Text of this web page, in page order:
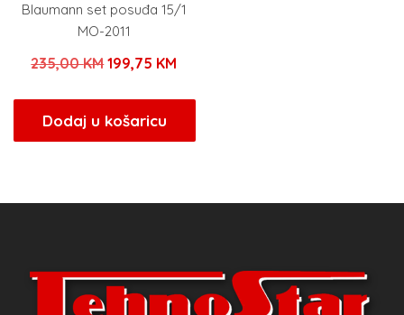
Blaumann set posuđa 15/1
MO-2011
235,00KMIzvorna
bila
je:
199,75 KM
199,75 KM.
Dodaj u košaricu